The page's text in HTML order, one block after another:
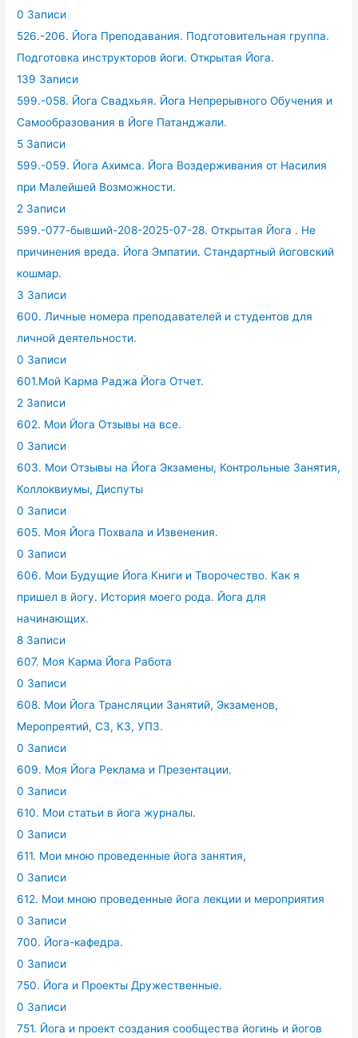
0 Записи
526.-206. Йога Преподавания. Подготовительная группа.
Подготовка инструкторов йоги. Открытая Йога.
139 Записи
599.-058. Йога Свадхьяя. Йога Непрерывного Обучения и
Самообразования в Йоге Патанджали.
5 Записи
599.-059. Йога Ахимса. Йога Воздерживания от Насилия
при Малейшей Возможности.
2 Записи
599.-077-бывший-208-2025-07-28. Открытая Йога . Не
причинения вреда. Йога Эмпатии. Стандартный йоговский
кошмар.
3 Записи
600. Личные номера преподавателей и студентов для
личной деятельности.
0 Записи
601.Мой Карма Раджа Йога Отчет.
2 Записи
602. Мои Йога Отзывы на все.
0 Записи
603. Мои Отзывы на Йога Экзамены, Контрольные Занятия,
Коллоквиумы, Диспуты
0 Записи
605. Моя Йога Похвала и Извенения.
0 Записи
606. Мои Будущие Йога Книги и Творочество. Как я
пришел в йогу. История моего рода. Йога для
начинающих.
8 Записи
607. Моя Карма Йога Работа
0 Записи
608. Мои Йога Трансляции Занятий, Экзаменов,
Меропреятий, СЗ, КЗ, УПЗ.
0 Записи
609. Моя Йога Реклама и Презентации.
0 Записи
610. Мои статьи в йога журналы.
0 Записи
611. Мои мною проведенные йога занятия,
0 Записи
612. Мои мною проведенные йога лекции и мероприятия
0 Записи
700. Йога-кафедра.
0 Записи
750. Йога и Проекты Дружественные.
0 Записи
751. Йога и проект создания сообщества йогинь и йогов